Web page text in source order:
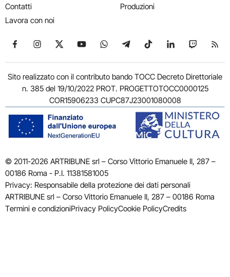
Contatti
Lavora con noi
Produzioni
Seguici su Facebook
Seguici su Instagram
Seguici su X
Seguici su YouTube
Seguici su WhatsApp
Seguici su Telegram
Seguici su TikTok
Seguici su
Seguici
Sito realizzato con il contributo bando TOCC Decreto Direttoriale
n. 385 del 19/10/2022 PROT. PROGETTOTOCC0000125
COR15906233 CUPC87J23001080008
© 2011-2026 ARTRIBUNE srl – Corso Vittorio Emanuele II, 287 –
00186 Roma - P.I. 11381581005
Privacy: Responsabile della protezione dei dati personali
ARTRIBUNE srl – Corso Vittorio Emanuele II, 287 – 00186 Roma
Termini e condizioniPrivacy PolicyCookie PolicyCredits